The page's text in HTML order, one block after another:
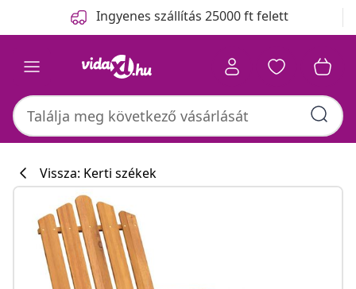
Ingyenes szállítás 25000 ft felett
Vissza: Kerti székek